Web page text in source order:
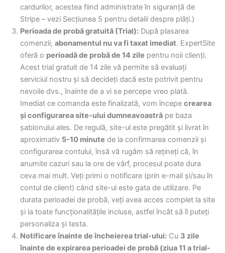
cardurilor, acestea fiind administrate în siguranță de
Stripe – vezi Secțiunea 5 pentru detalii despre plăți.)
Perioada de probă gratuită (Trial): După plasarea
comenzii, abonamentul nu va fi taxat imediat. ExpertSite
oferă o perioadă de probă de 14 zile pentru noii clienți.
Acest trial gratuit de 14 zile vă permite să evaluați
serviciul nostru și să decideți dacă este potrivit pentru
nevoile dvs., înainte de a vi se percepe vreo plată.
Imediat ce comanda este finalizată, vom începe crearea
și configurarea site-ului dumneavoastră pe baza
șablonului ales. De regulă, site-ul este pregătit și livrat în
aproximativ 5-10 minute de la confirmarea comenzii și
configurarea contului, însă vă rugăm să rețineți că, în
anumite cazuri sau la ore de vârf, procesul poate dura
ceva mai mult. Veți primi o notificare (prin e-mail și/sau în
contul de client) când site-ul este gata de utilizare. Pe
durata perioadei de probă, veți avea acces complet la site
și la toate funcționalitățile incluse, astfel încât să îl puteți
personaliza și testa.
Notificare înainte de încheierea trial-ului: Cu 3 zile
înainte de expirarea perioadei de probă (ziua 11 a trial-